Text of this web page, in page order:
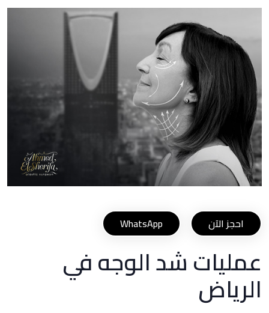
احجز الآن WhatsApp
عمليات شد الوجه في
الرياض